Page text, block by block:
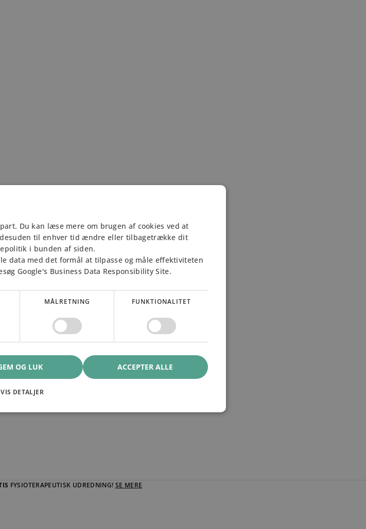
FYSIOTERAPEUTISK UDREDNING! SE MERE
Du kan læse mere om brugen af cookies ved at
til enhver tid ændre eller tilbagetrække dit
i bunden af siden.
data med det formål at tilpasse og måle effektiviteten
Google's Business Data Responsibility Site.
MÅLRETNING FUNKTIONALITET
OG LUK ACCEPTER ALLE
VIS DETALJER